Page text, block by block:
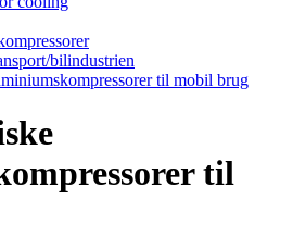
bilindustrien
til mobil brug
til